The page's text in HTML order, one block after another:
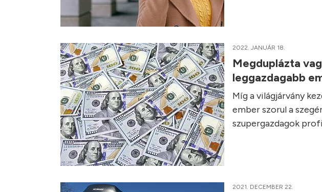
2022. JANUÁR 18.
Megduplázta
leggazdagabb
Míg a világjárvány
ember szorul a
szupergazdagok
2021. DECEMBER 22.